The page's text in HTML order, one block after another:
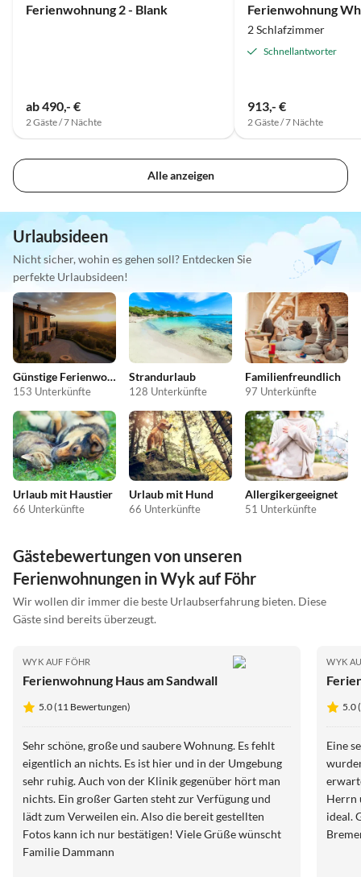
Ferienwohnung 2 - Blank
ab 490,- €
2 Gäste / 7 Nächte
Ferienwohnung
2 Schlafzimmer
Schnellantworter
913,- €
2 Gäste / 7 Nächte
Alle anzeigen
Urlaubsideen
Nicht sicher, wohin es gehen soll? Entdecken Sie
perfekte Urlaubsideen!
Günstige Ferienwohnungen
153 Unterkünfte
Strandurlaub
128 Unterkünfte
Familienfreundlich
97 Unterkünfte
Urlaub mit Haustier
66 Unterkünfte
Urlaub mit Hund
66 Unterkünfte
Allergikergeeignet
51 Unterkünfte
Gästebewertungen von unseren
Ferienwohnungen in Wyk auf Föhr
Wir wollen dir immer die beste Urlaubserfahrung bieten. Diese
Gäste sind bereits überzeugt.
WYK AUF FÖHR
Ferienwohnung Haus am Sandwall
5.0 (11 Bewertungen)
Sehr schöne, große und saubere Wohnung. Es fehlt
eigentlich an nichts. Es ist hier und in der Umgebung
sehr ruhig. Auch von der Klinik gegenüber hört man
nichts. Ein großer Garten steht zur Verfügung und
lädt zum Verweilen ein. Also die bereit gestellten
Fotos kann ich nur bestätigen! Viele Grüße wünscht
Familie Dammann
WYK
5.0
Eine
Herrn
ideal.